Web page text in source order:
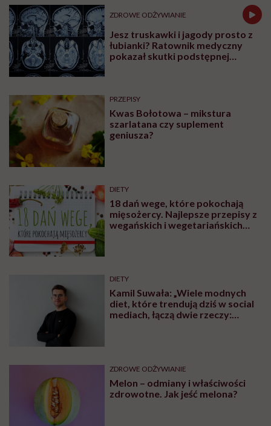
ZDROWE ODŻYWIANIE
Jesz truskawki i jagody prosto z
łubianki? Ratownik medyczny
pokazał skutki podstępnej
PRZEPISY
Kwas Bołotowa – mikstura
szarlatana czy suplement
geniusza?
DIETY
18 dań wege, które pokochają
mięsożercy. Najlepsze przepisy z
wegańskich i wegetariańskich
DIETY
Kamil Suwała: „Wiele modnych
diet, które trendują dziś w social
mediach, łączą dwie rzeczy:
ZDROWE ODŻYWIANIE
Melon – odmiany i właściwości
zdrowotne. Jak jeść melona?